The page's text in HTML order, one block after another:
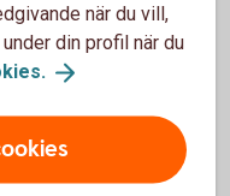
till oss.
och stora frågor.
när du vill,
din profil när du